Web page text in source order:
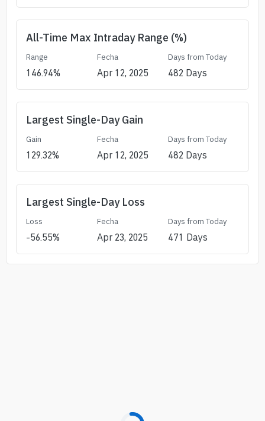
All-Time Max Intraday Range (%)
Range
146.94%
Fecha
Apr 12, 2025
Days from Today
482 Days
Largest Single-Day Gain
Gain
129.32%
Fecha
Apr 12, 2025
Days from Today
482 Days
Largest Single-Day Loss
Loss
-56.55%
Fecha
Apr 23, 2025
Days from Today
471 Days